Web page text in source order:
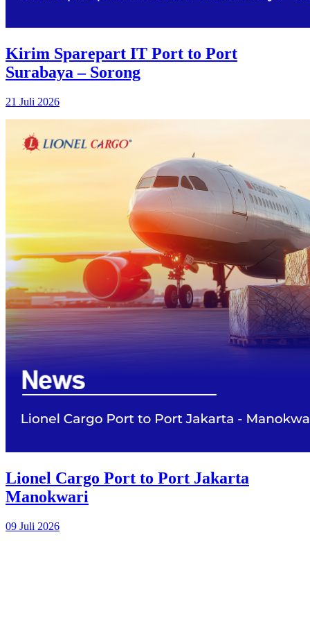
Kirim Sparepart IT Port to Port
Surabaya – Sorong
21 Juli 2026
Lionel Cargo Port to Port Jakarta
Manokwari
09 Juli 2026